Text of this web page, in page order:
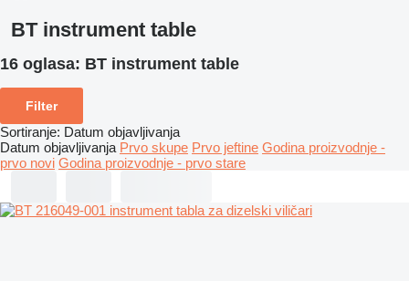
BT instrument table
16 oglasa: BT instrument table
Filter
Sortiranje: Datum objavljivanja
Datum objavljivanja Prvo skupe Prvo jeftine Godina proizvodnje -
prvo novi Godina proizvodnje - prvo stare